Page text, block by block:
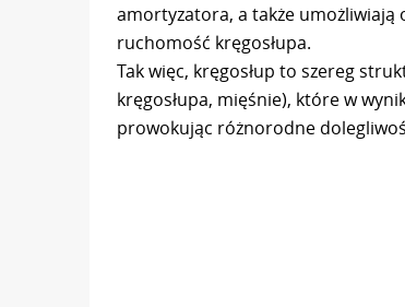
amortyzatora, a także umożliwiają
ruchomość kręgosłupa.
Tak więc, kręgosłup to szereg
kręgosłupa, mięśnie), które w
prowokując różnorodne